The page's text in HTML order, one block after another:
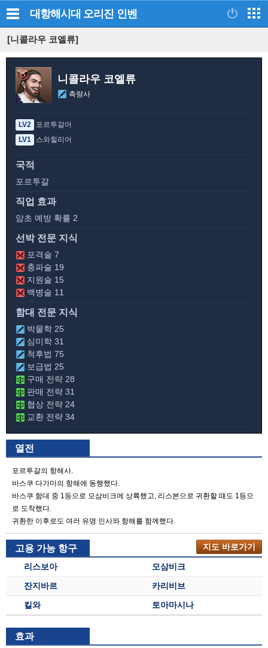
대항해시대 오리진 인벤
[니콜라우 코엘류]
니콜라우 코엘류
측량사
LV2
포르투갈어
LV1
스와힐리어
국적
포르투갈
직업 효과
암초 예방 확률 2
선박 전문 지식
포격술 7
충파술 19
지원술 15
백병술 11
함대 전문 지식
박물학 25
심미학 31
척후법 75
보급법 25
구매 전략 28
판매 전략 31
협상 전략 24
교환 전략 34
열전
포르투갈의 항해사.
바스쿠 다가마의 항해에 동행했다.
바스쿠 함대 중 1등으로 모삼비크에 상륙했고, 리스본으로 귀환할 때도 1등으
로 도착했다.
귀환한 이후로도 여러 유명 인사와 항해를 함께했다.
고용 가능 항구 지도 바로가기
리스보아
모삼비크
잔지바르
카리비브
킬와
토아마시나
효과